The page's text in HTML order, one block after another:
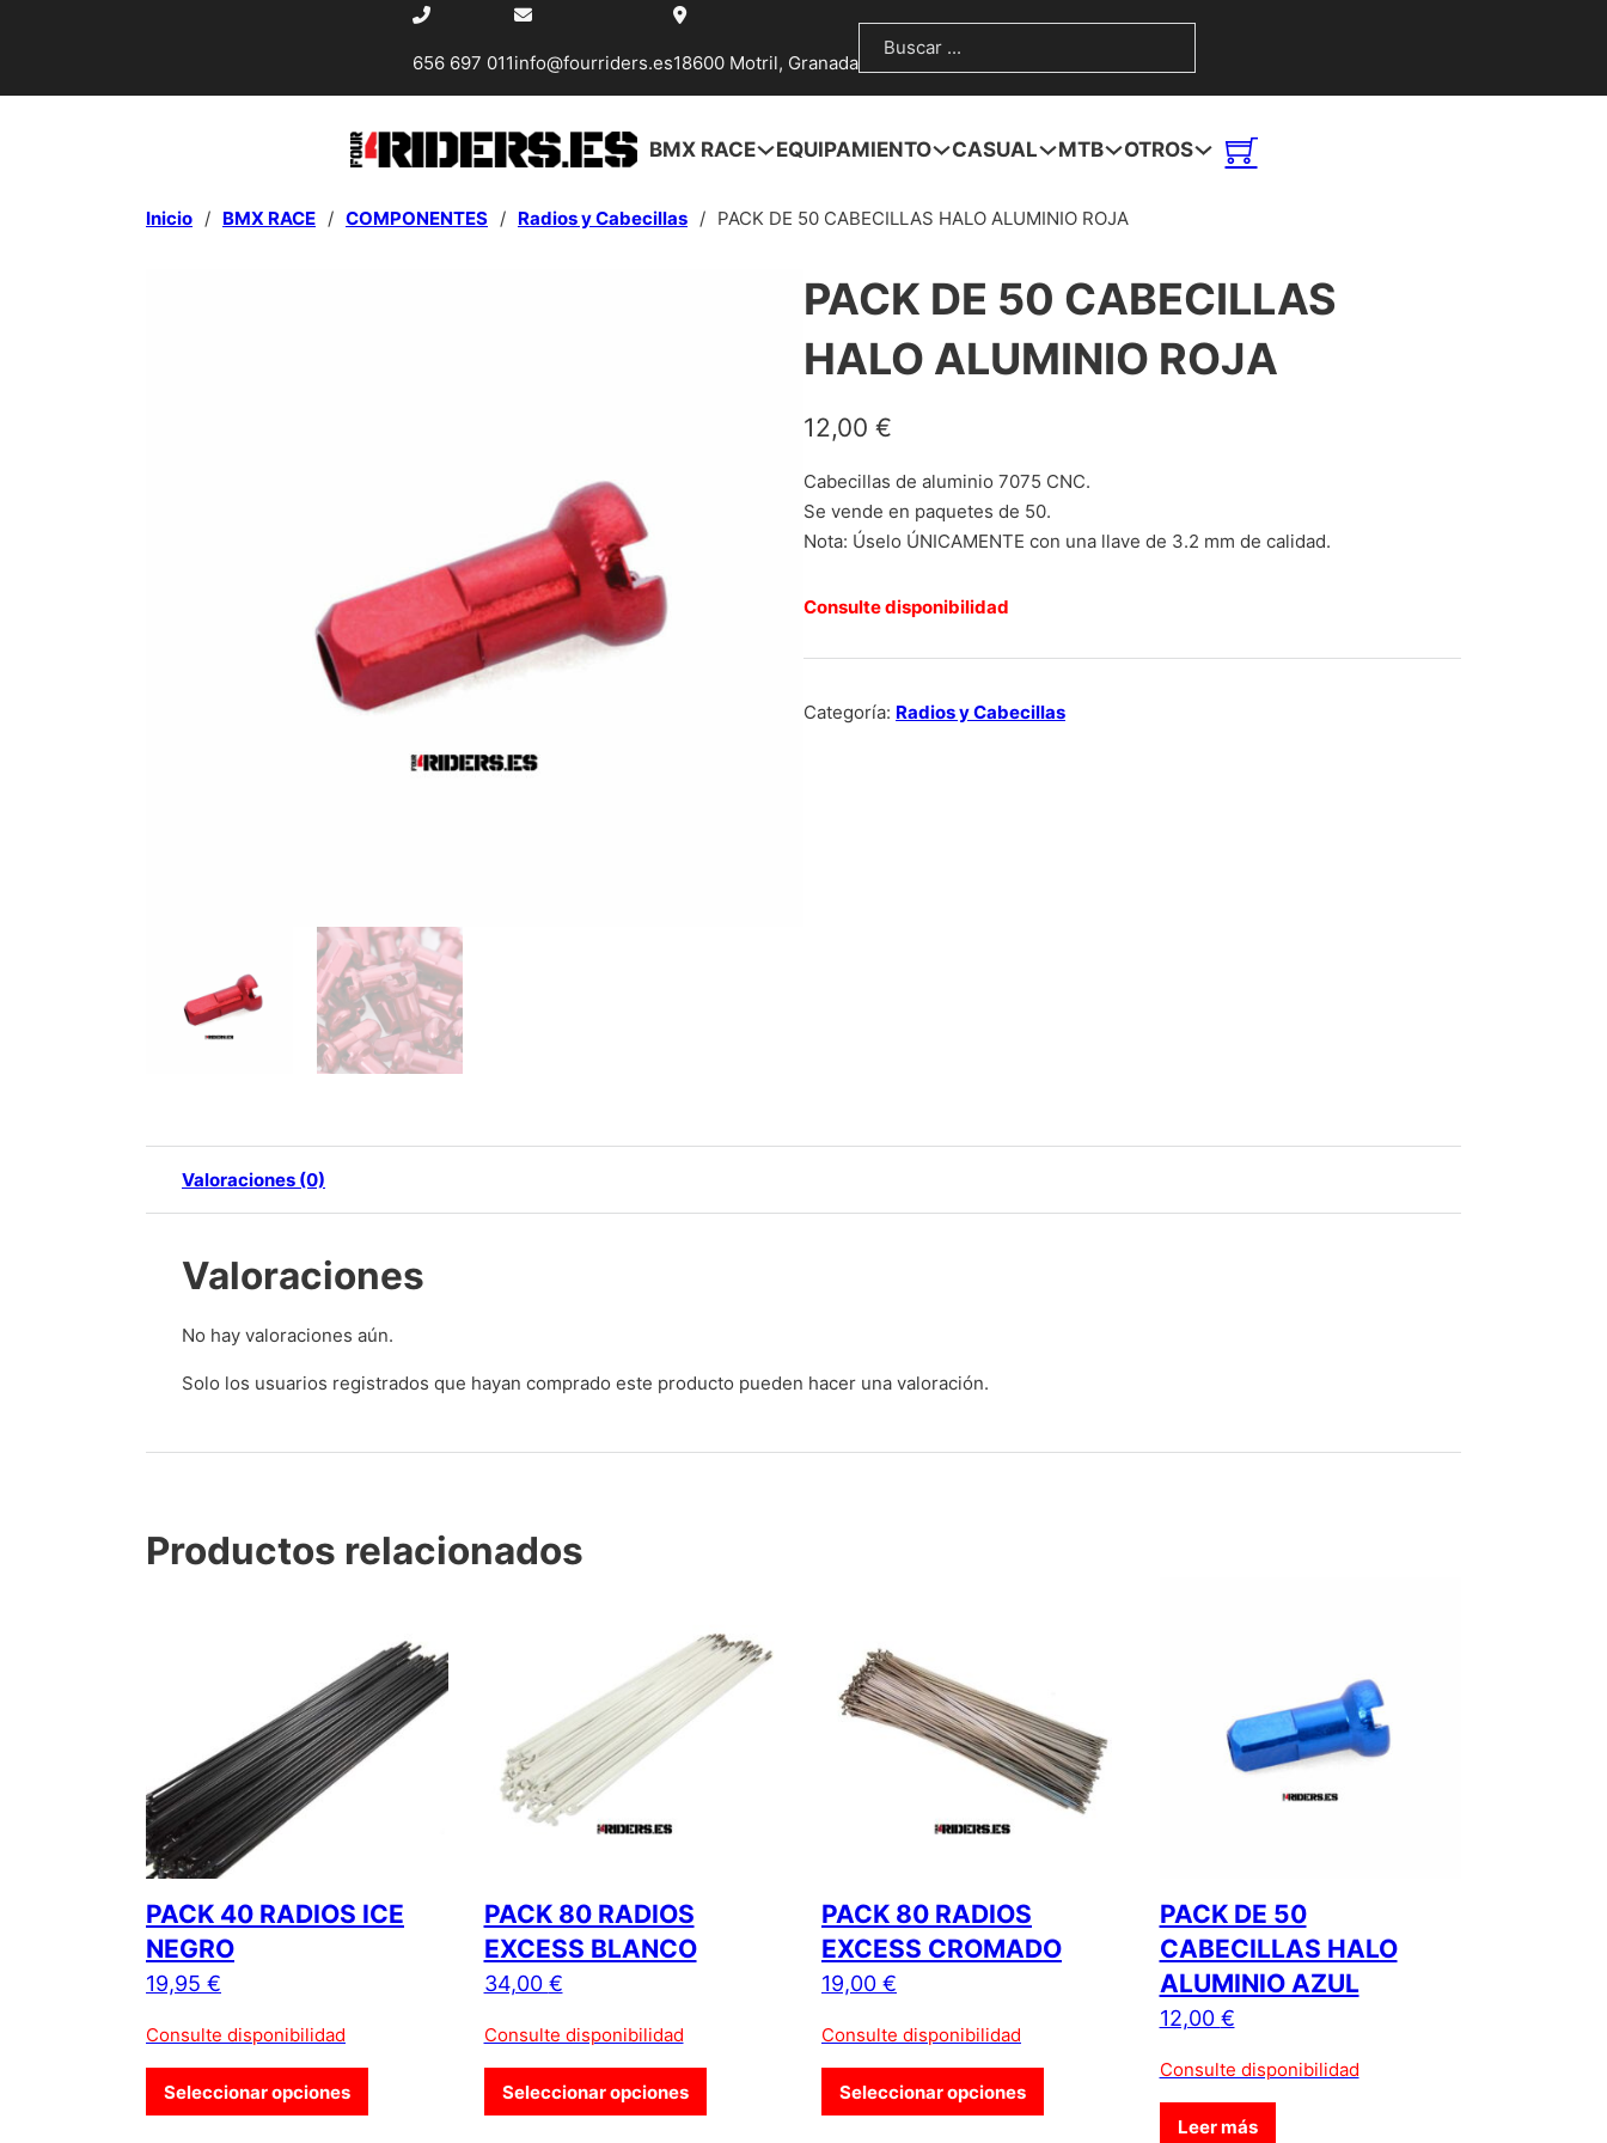
656 697 011info@fourriders.es18600 Motril, GranadaBuscar
BMX RACE EQUIPAMIENTO CASUAL MTB OTROS
Inicio / BMX RACE / COMPONENTES / Radios y Cabecillas / PACK DE 50 CABECILLAS HALO ALUMINIO ROJA
PACK DE 50 CABECILLAS
HALO ALUMINIO ROJA
12,00 €
Cabecillas de aluminio 7075 CNC.
Se vende en paquetes de 50.
Nota: Úselo ÚNICAMENTE con una llave de 3.2 mm de calidad.
Consulte disponibilidad
Categoría: Radios y Cabecillas
Valoraciones (0)
Valoraciones
No hay valoraciones aún.
Solo los usuarios registrados que hayan comprado este producto pueden hacer una valoración.
Productos relacionados
PACK 40 RADIOS ICE
NEGRO
19,95 €
Consulte disponibilidad
Seleccionar opciones Este producto tiene múltiples variantes. Las opciones se pueden elegir en la página de producto
PACK 80 RADIOS
EXCESS BLANCO
34,00 €
Consulte disponibilidad
Seleccionar opciones Este producto tiene múltiples variantes. Las opciones se pueden elegir en la página de producto
PACK 80 RADIOS
EXCESS CROMADO
19,00 €
Consulte disponibilidad
Seleccionar opciones Este producto tiene múltiples variantes. Las opciones se pueden
PACK DE 50
CABECILLAS HALO
ALUMINIO AZUL
12,00 €
Consulte disponibilidad
Leer más